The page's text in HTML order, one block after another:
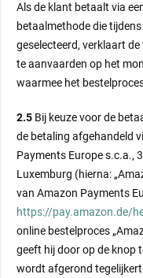
Als de klant betaalt via
betaalmethode die
geselecteerd, verklaart
te aanvaarden op het
waarmee het
2.5 Bij keuze voor de
de betaling afgehandeld
Payments Europe s.c.a.,
Luxemburg (hierna:
van Amazon Payments
https://pay.amazon.de/
online bestelproces
geeft hij door op de knop
wordt afgerond